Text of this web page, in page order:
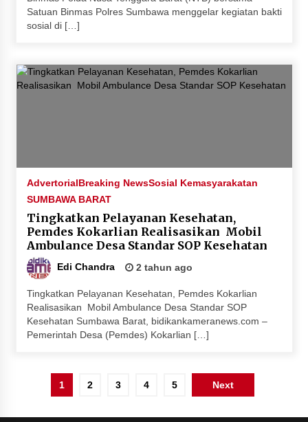
Satuan Binmas Polres Sumbawa menggelar kegiatan bakti
sosial di […]
AdvertorialBreaking NewsSosial Kemasyarakatan
SUMBAWA BARAT
Tingkatkan Pelayanan Kesehatan,
Pemdes Kokarlian Realisasikan Mobil
Ambulance Desa Standar SOP Kesehatan
Edi Chandra 2 tahun ago
Tingkatkan Pelayanan Kesehatan, Pemdes Kokarlian
Realisasikan Mobil Ambulance Desa Standar SOP
Kesehatan Sumbawa Barat, bidikankameranews.com –
Pemerintah Desa (Pemdes) Kokarlian […]
Paginasi
1 2 3 4 5 Next